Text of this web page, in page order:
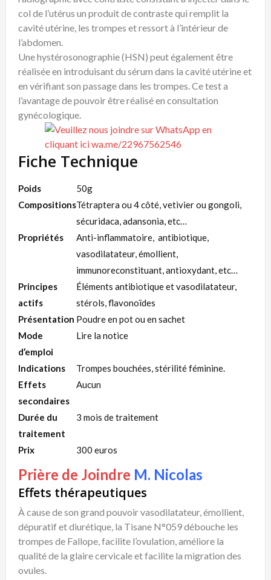
col de l’utérus un produit de contraste qui remplit la
cavité utérine, les trompes et ressort à l’intérieur de
l’abdomen.
Une hystérosonographie (HSN) peut également être
réalisée en introduisant du sérum dans la cavité utérine et
en vérifiant son passage dans les trompes. Ce test a
l’avantage de pouvoir être réalisé en consultation
gynécologique.
Fiche Technique
Poids
50g
CompositionsTétraptera ou 4 côté, vetivier ou gongoli,
sécuridaca, adansonia, etc…
Propriétés
Anti-inflammatoire, antibiotique,
vasodilatateur, émollient,
immunoreconstituant, antioxydant, etc…
Principes
actifs
Éléments antibiotique et vasodilatateur,
stérols, flavonoïdes
Présentation Poudre en pot ou en sachet
Mode
d’emploi
Lire la notice
Indications
Trompes bouchées, stérilité féminine.
Effets
secondaires
Aucun
Durée du
traitement
3 mois de traitement
Prix 300 euros
Prière de Joindre M. Nicolas
Effets thérapeutiques
À cause de son grand pouvoir vasodilatateur, émollient,
dépuratif et diurétique, la Tisane N°059 débouche les
trompes de Fallope, facilite l’ovulation, améliore la
qualité de la glaire cervicale et facilite la migration des
ovules.